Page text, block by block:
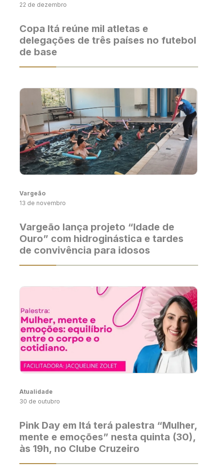
22 de dezembro
Copa Itá reúne mil atletas e
delegações de três países no futebol
de base
Vargeão
13 de novembro
Vargeão lança projeto “Idade de
Ouro” com hidroginástica e tardes
de convivência para idosos
Atualidade
30 de outubro
Pink Day em Itá terá palestra “Mulher,
mente e emoções” nesta quinta (30),
às 19h, no Clube Cruzeiro